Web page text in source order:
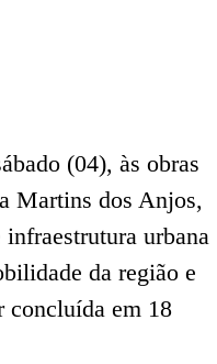
(04), às obras
Martins dos Anjos,
urbana
da região e
concluída em 18